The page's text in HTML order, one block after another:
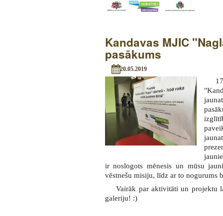
Kandavas MJIC
pasākums
20.05.2019
ir noslogots mēnesis un mūsu
vēstnešu misiju, līdz ar to nogurums
Vairāk par aktivitāti un projektu
galeriju! :)